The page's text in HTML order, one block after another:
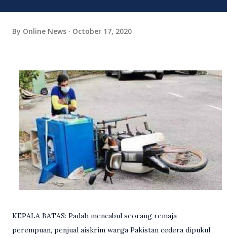
By Online News October 17, 2020
KEPALA BATAS: Padah mencabul seorang remaja
perempuan, penjual aiskrim warga Pakistan cedera dipukul